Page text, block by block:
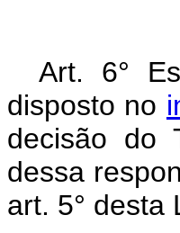
Art. 6°
disposto no
decisão do
dessa
art. 5° desta